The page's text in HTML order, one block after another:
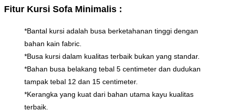
Fitur Kursi Sofa Minimalis :
*Bantal kursi adalah busa berketahanan tinggi dengan
bahan kain fabric.
*Busa kursi dalam kualitas terbaik bukan yang standar.
*Bahan busa belakang tebal 5 centimeter dan dudukan
tampak tebal 12 dan 15 centimeter.
*Kerangka yang kuat dari bahan utama kayu kualitas
terbaik.